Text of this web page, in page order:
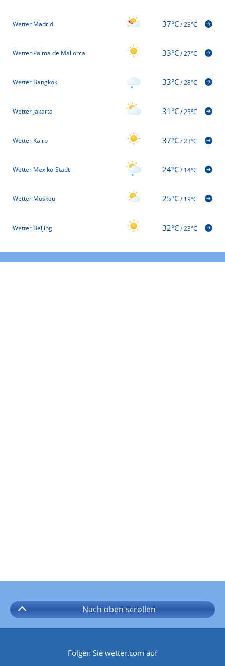
Wetter Madrid 37°C/23°C
Wetter Palma de Mallorca 33°C/27°C
Wetter Bangkok 33°C/28°C
Wetter Jakarta 31°C/25°C
Wetter Kairo 37°C/23°C
Wetter Mexiko-Stadt 24°C/14°C
Wetter Moskau 25°C/19°C
Wetter Beijing 32°C/23°C
Nach oben scrollen
Folgen Sie wetter.com auf